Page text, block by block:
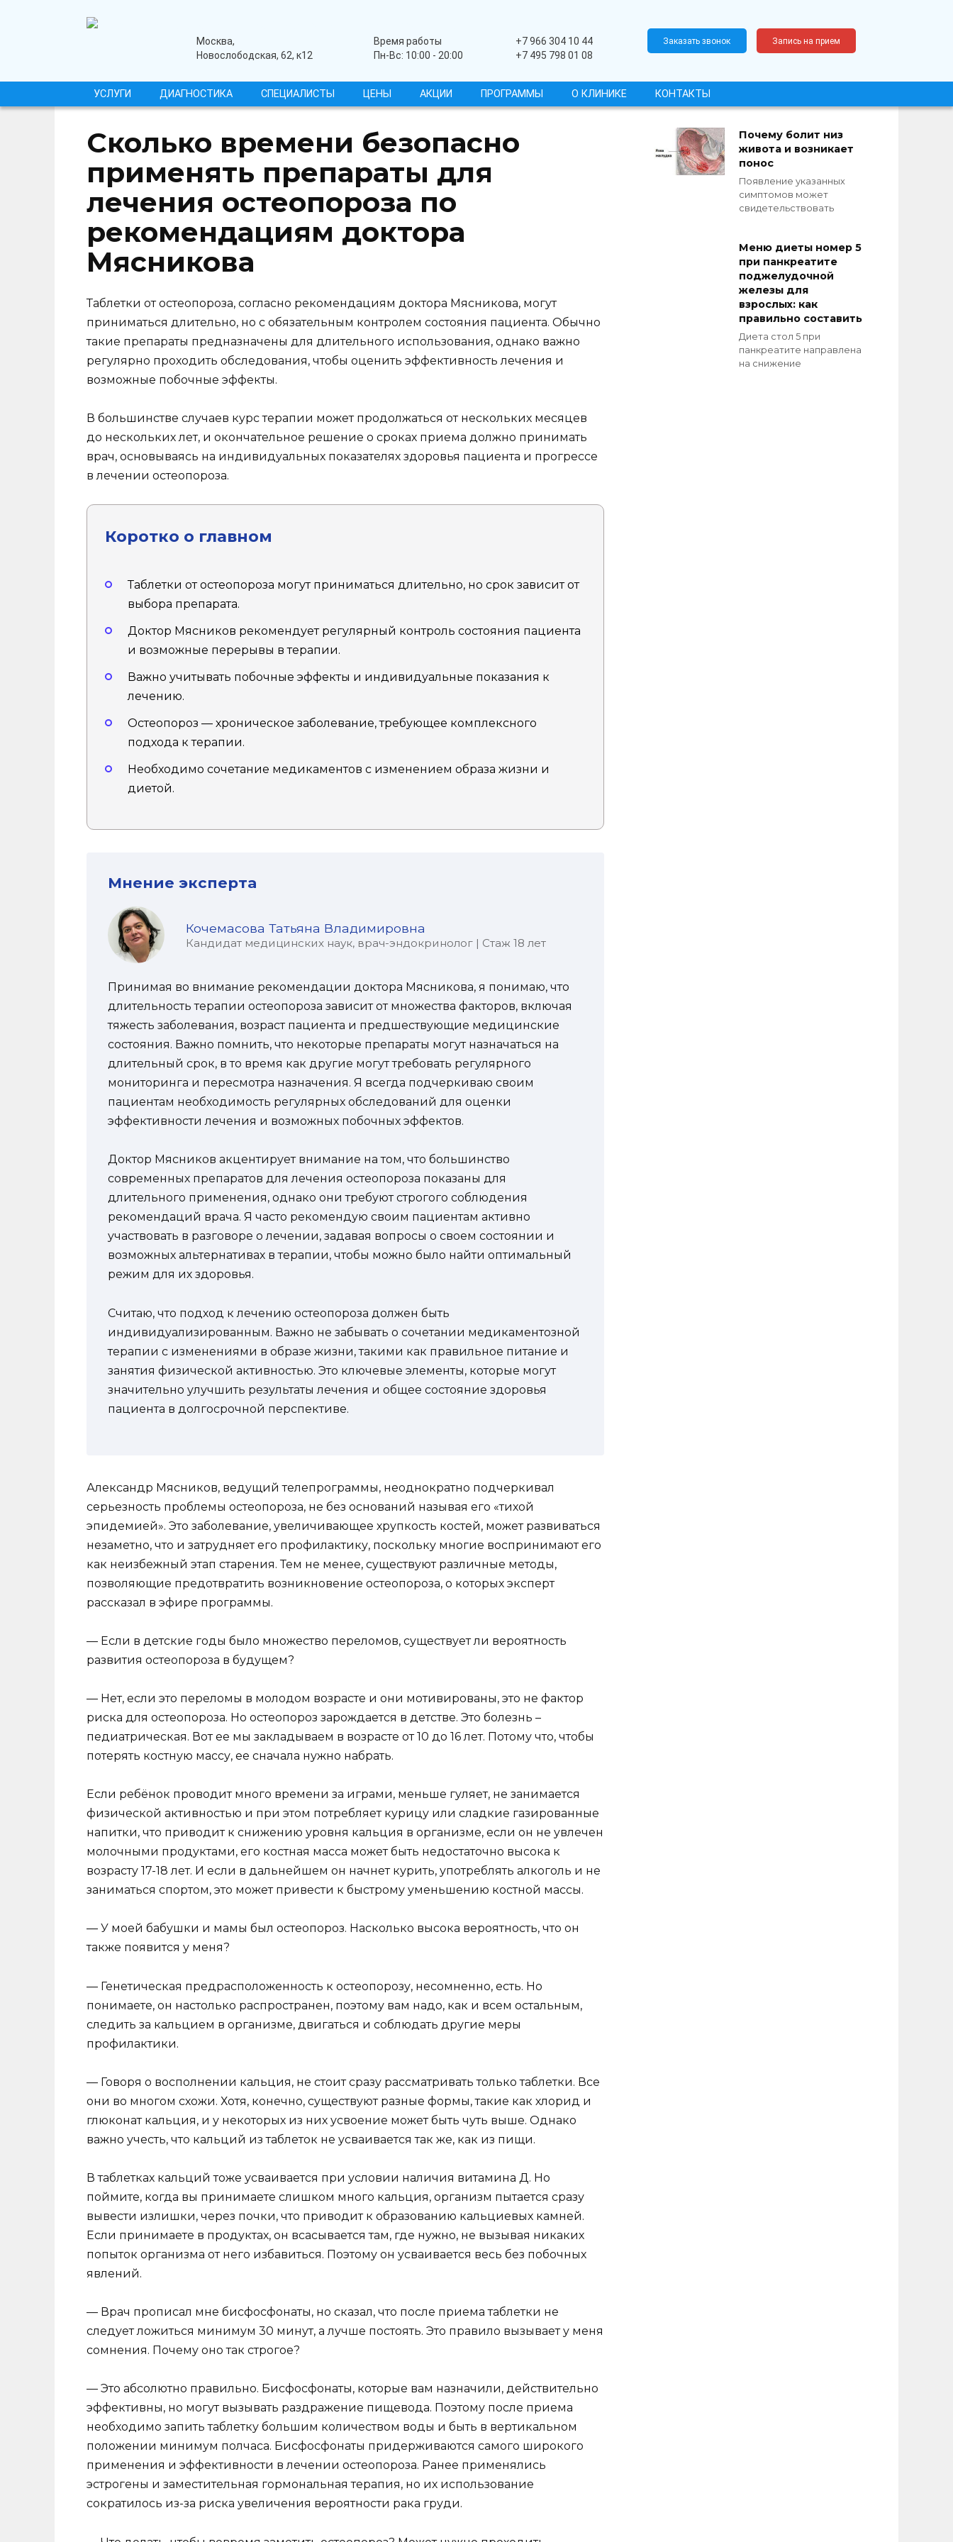
медицинский центрМосква,
Новослободская, 62, к12
Время работы
Пн-Вс: 10:00 - 20:00
+7 966 304 10 44
+7 495 798 01 08
Заказать звонок Запись на прием
УСЛУГИ ДИАГНОСТИКА СПЕЦИАЛИСТЫ ЦЕНЫ АКЦИИ ПРОГРАММЫ О КЛИНИКЕ КОНТАКТЫ
Сколько времени безопасно
применять препараты для
лечения остеопороза по
рекомендациям доктора
Мясникова
Таблетки от остеопороза, согласно рекомендациям доктора Мясникова, могут
приниматься длительно, но с обязательным контролем состояния пациента. Обычно
такие препараты предназначены для длительного использования, однако важно
регулярно проходить обследования, чтобы оценить эффективность лечения и
возможные побочные эффекты.
В большинстве случаев курс терапии может продолжаться от нескольких месяцев
до нескольких лет, и окончательное решение о сроках приема должно принимать
врач, основываясь на индивидуальных показателях здоровья пациента и прогрессе
в лечении остеопороза.
Коротко о главном
Таблетки от остеопороза могут приниматься длительно, но срок зависит от
выбора препарата.
Доктор Мясников рекомендует регулярный контроль состояния пациента
и возможные перерывы в терапии.
Важно учитывать побочные эффекты и индивидуальные показания к
лечению.
Остеопороз — хроническое заболевание, требующее комплексного
подхода к терапии.
Необходимо сочетание медикаментов с изменением образа жизни и
диетой.
Мнение эксперта
Кочемасова Татьяна Владимировна
Кандидат медицинских наук, врач-эндокринолог | Стаж 18 лет
Принимая во внимание рекомендации доктора Мясникова, я понимаю, что
длительность терапии остеопороза зависит от множества факторов, включая
тяжесть заболевания, возраст пациента и предшествующие медицинские
состояния. Важно помнить, что некоторые препараты могут назначаться на
длительный срок, в то время как другие могут требовать регулярного
мониторинга и пересмотра назначения. Я всегда подчеркиваю своим
пациентам необходимость регулярных обследований для оценки
эффективности лечения и возможных побочных эффектов.
Доктор Мясников акцентирует внимание на том, что большинство
современных препаратов для лечения остеопороза показаны для
длительного применения, однако они требуют строгого соблюдения
рекомендаций врача. Я часто рекомендую своим пациентам активно
участвовать в разговоре о лечении, задавая вопросы о своем состоянии и
возможных альтернативах в терапии, чтобы можно было найти оптимальный
режим для их здоровья.
Считаю, что подход к лечению остеопороза должен быть
индивидуализированным. Важно не забывать о сочетании медикаментозной
терапии с изменениями в образе жизни, такими как правильное питание и
занятия физической активностью. Это ключевые элементы, которые могут
значительно улучшить результаты лечения и общее состояние здоровья
пациента в долгосрочной перспективе.
Александр Мясников, ведущий телепрограммы, неоднократно подчеркивал
серьезность проблемы остеопороза, не без оснований называя его «тихой
эпидемией». Это заболевание, увеличивающее хрупкость костей, может развиваться
незаметно, что и затрудняет его профилактику, поскольку многие воспринимают его
как неизбежный этап старения. Тем не менее, существуют различные методы,
позволяющие предотвратить возникновение остеопороза, о которых эксперт
рассказал в эфире программы.
— Если в детские годы было множество переломов, существует ли вероятность
развития остеопороза в будущем?
— Нет, если это переломы в молодом возрасте и они мотивированы, это не фактор
риска для остеопороза. Но остеопороз зарождается в детстве. Это болезнь –
педиатрическая. Вот ее мы закладываем в возрасте от 10 до 16 лет. Потому что, чтобы
потерять костную массу, ее сначала нужно набрать.
Если ребёнок проводит много времени за играми, меньше гуляет, не занимается
физической активностью и при этом потребляет курицу или сладкие газированные
напитки, что приводит к снижению уровня кальция в организме, если он не увлечен
молочными продуктами, его костная масса может быть недостаточно высока к
возрасту 17-18 лет. И если в дальнейшем он начнет курить, употреблять алкоголь и не
заниматься спортом, это может привести к быстрому уменьшению костной массы.
— У моей бабушки и мамы был остеопороз. Насколько высока вероятность, что он
также появится у меня?
— Генетическая предрасположенность к остеопорозу, несомненно, есть. Но
понимаете, он настолько распространен, поэтому вам надо, как и всем остальным,
следить за кальцием в организме, двигаться и соблюдать другие меры
профилактики.
— Говоря о восполнении кальция, не стоит сразу рассматривать только таблетки. Все
они во многом схожи. Хотя, конечно, существуют разные формы, такие как хлорид и
глюконат кальция, и у некоторых из них усвоение может быть чуть выше. Однако
важно учесть, что кальций из таблеток не усваивается так же, как из пищи.
В таблетках кальций тоже усваивается при условии наличия витамина Д. Но
поймите, когда вы принимаете слишком много кальция, организм пытается сразу
вывести излишки, через почки, что приводит к образованию кальциевых камней.
Если принимаете в продуктах, он всасывается там, где нужно, не вызывая никаких
попыток организма от него избавиться. Поэтому он усваивается весь без побочных
явлений.
— Врач прописал мне бисфосфонаты, но сказал, что после приема таблетки не
следует ложиться минимум 30 минут, а лучше постоять. Это правило вызывает у меня
сомнения. Почему оно так строгое?
— Это абсолютно правильно. Бисфосфонаты, которые вам назначили, действительно
эффективны, но могут вызывать раздражение пищевода. Поэтому после приема
необходимо запить таблетку большим количеством воды и быть в вертикальном
положении минимум полчаса. Бисфосфонаты придерживаются самого широкого
применения и эффективности в лечении остеопороза. Ранее применялись
эстрогены и заместительная гормональная терапия, но их использование
сократилось из-за риска увеличения вероятности рака груди.
Почему болит низ
живота и возникает
понос
Появление указанных
симптомов может
свидетельствовать
Меню диеты номер 5
при панкреатите
поджелудочной
железы для
взрослых: как
правильно составить
Диета стол 5 при
панкреатите направлена
на снижение